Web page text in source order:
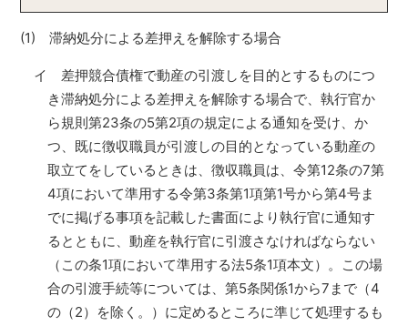
(1) 滞納処分による差押えを解除する場合
イ 差押競合債権で動産の引渡しを目的とするものにつ
き滞納処分による差押えを解除する場合で、執行官か
ら規則第23条の5第2項の規定による通知を受け、か
つ、既に徴収職員が引渡しの目的となっている動産の
取立てをしているときは、徴収職員は、令第12条の7第
4項において準用する令第3条第1項第1号から第4号ま
でに掲げる事項を記載した書面により執行官に通知す
るとともに、動産を執行官に引渡さなければならない
（この条1項において準用する法5条1項本文）。この場
合の引渡手続等については、第5条関係1から7まで（4
の（2）を除く。）に定めるところに準じて処理するも